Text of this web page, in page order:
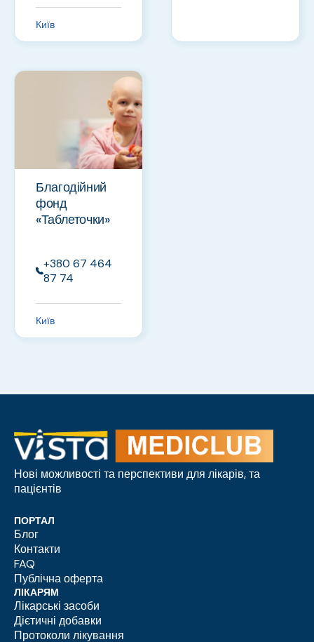
Київ
Благодійний
фонд
«Таблеточки»
+380 67 464
87 74
Київ
Нові можливості та перспективи для лікарів, та
пацієнтів
ПОРТАЛ
Блог
Контакти
FAQ
Публічна оферта
ЛІКАРЯМ
Лікарські засоби
Дієтичні добавки
Протоколи лікування